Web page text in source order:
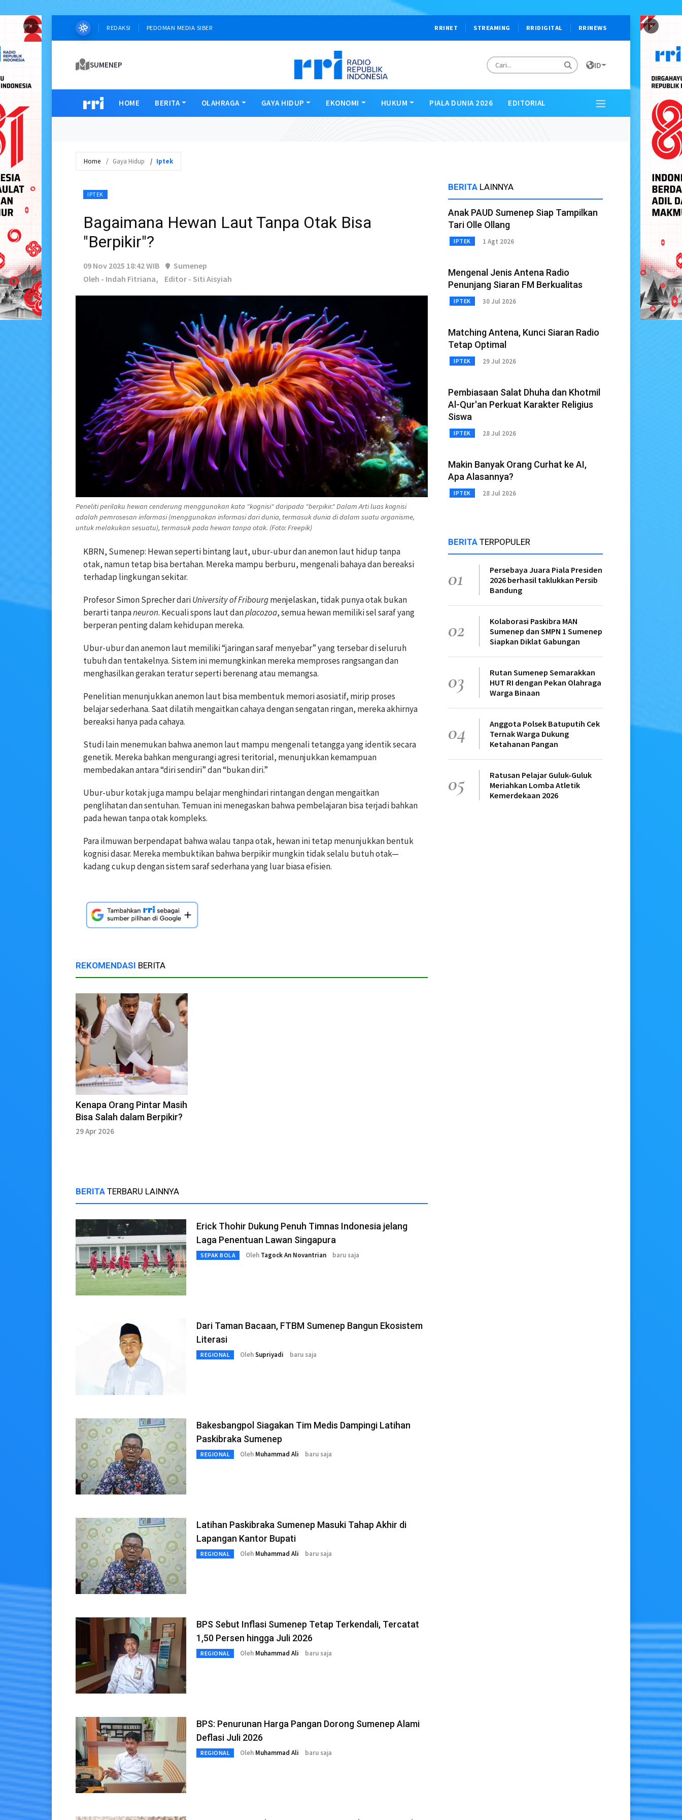
× ×
REDAKSI PEDOMAN MEDIA SIBER RRINET STREAMING RRIDIGITAL RRINEWS
SUMENEP ID
HOME BERITA OLAHRAGA GAYA HIDUP EKONOMI HUKUM PIALA DUNIA 2026 EDITORIAL
Home Gaya Hidup Iptek
IPTEK
Bagaimana Hewan Laut Tanpa Otak Bisa
"Berpikir"?
09 Nov 2025 18:42 WIB
Sumenep
Oleh - Indah Fitriana,
Editor - Siti Aisyiah
Peneliti perilaku hewan cenderung menggunakan kata "kognisi" daripada "berpikir." Dalam Arti luas kognisi
adalah pemrosesan informasi (menggunakan informasi dari dunia, termasuk dunia di dalam suatu organisme,
untuk melakukan sesuatu), termasuk pada hewan tanpa otak. (Foto: Freepik)
KBRN, Sumenep: Hewan seperti bintang laut, ubur-ubur dan anemon laut hidup tanpa
otak, namun tetap bisa bertahan. Mereka mampu berburu, mengenali bahaya dan bereaksi
terhadap lingkungan sekitar.
Profesor Simon Sprecher dariUniversity of Fribourgmenjelaskan, tidak punya otak bukan
berarti tanpaneuron. Kecuali spons laut danplacozoa, semua hewan memiliki sel saraf yang
berperan penting dalam kehidupan mereka.
Ubur-ubur dan anemon laut memiliki “jaringan saraf menyebar” yang tersebar di seluruh
tubuh dan tentakelnya. Sistem ini memungkinkan mereka memproses rangsangan dan
menghasilkan gerakan teratur seperti berenang atau memangsa.
Penelitian menunjukkan anemon laut bisa membentuk memori asosiatif, mirip proses
belajar sederhana. Saat dilatih mengaitkan cahaya dengan sengatan ringan, mereka akhirnya
bereaksi hanya pada cahaya.
Studi lain menemukan bahwa anemon laut mampu mengenali tetangga yang identik secara
genetik. Mereka bahkan mengurangi agresi teritorial, menunjukkan kemampuan
membedakan antara “diri sendiri” dan “bukan diri.”
Ubur-ubur kotak juga mampu belajar menghindari rintangan dengan mengaitkan
penglihatan dan sentuhan. Temuan ini menegaskan bahwa pembelajaran bisa terjadi bahkan
pada hewan tanpa otak kompleks.
Para ilmuwan berpendapat bahwa walau tanpa otak, hewan ini tetap menunjukkan bentuk
kognisi dasar. Mereka membuktikan bahwa berpikir mungkin tidak selalu butuh otak—
kadang cukup dengan sistem saraf sederhana yang luar biasa efisien.
REKOMENDASI BERITA
Kenapa Orang Pintar Masih
Bisa Salah dalam Berpikir?
29 Apr 2026
BERITA TERBARU LAINNYA
Erick Thohir Dukung Penuh Timnas Indonesia jelang
Laga Penentuan Lawan Singapura
SEPAK BOLA Oleh Tagock An Novantrian baru saja
Dari Taman Bacaan, FTBM Sumenep Bangun Ekosistem
Literasi
REGIONAL OlehSupriyadi baru saja
Bakesbangpol Siagakan Tim Medis Dampingi Latihan
Paskibraka Sumenep
REGIONAL Oleh Muhammad Ali baru saja
Latihan Paskibraka Sumenep Masuki Tahap Akhir di
Lapangan Kantor Bupati
REGIONAL Oleh Muhammad Ali baru saja
BPS Sebut Inflasi Sumenep Tetap Terkendali, Tercatat
1,50 Persen hingga Juli 2026
REGIONAL Oleh Muhammad Ali baru saja
BPS: Penurunan Harga Pangan Dorong Sumenep Alami
Deflasi Juli 2026
REGIONAL Oleh Muhammad Ali baru saja
BERITA LAINNYA
Anak PAUD Sumenep Siap Tampilkan
Tari Olle Ollang
IPTEK 1 Agt 2026
Mengenal Jenis Antena Radio
Penunjang Siaran FM Berkualitas
IPTEK 30 Jul 2026
Matching Antena, Kunci Siaran Radio
Tetap Optimal
IPTEK 29 Jul 2026
Pembiasaan Salat Dhuha dan Khotmil
Al-Qur'an Perkuat Karakter Religius
Siswa
IPTEK 28 Jul 2026
Makin Banyak Orang Curhat ke AI,
Apa Alasannya?
IPTEK 28 Jul 2026
BERITA TERPOPULER
01
Persebaya Juara Piala Presiden
2026 berhasil taklukkan Persib
Bandung
02
Kolaborasi Paskibra MAN
Sumenep dan SMPN 1 Sumenep
Siapkan Diklat Gabungan
03
Rutan Sumenep Semarakkan
HUT RI dengan Pekan Olahraga
Warga Binaan
04
Anggota Polsek Batuputih Cek
Ternak Warga Dukung
Ketahanan Pangan
05
Ratusan Pelajar Guluk-Guluk
Meriahkan Lomba Atletik
Kemerdekaan 2026